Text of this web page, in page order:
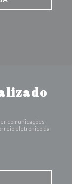
comunicações
eletrónico da